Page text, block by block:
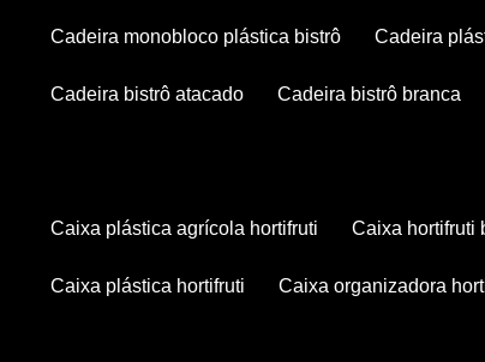
cadeira monobloco plástica bistrô cadeira
cadeira bistrô atacado cadeira bistrô branca
caixa plástica agrícola hortifruti caixa hortifruti
caixa plástica hortifruti caixa organizadora